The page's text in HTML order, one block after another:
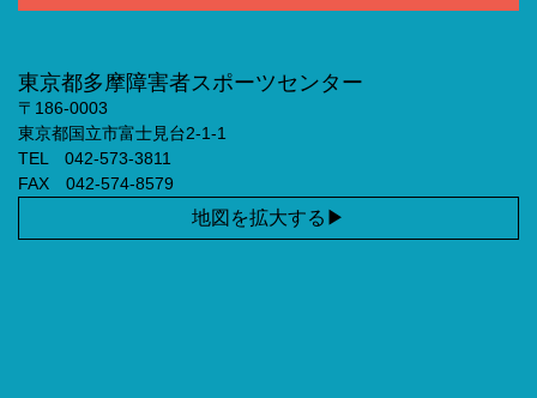
東京都多摩障害者スポーツセンター
〒186-0003
東京都国立市富士見台2-1-1
TEL 042-573-3811
FAX 042-574-8579
地図を拡大する